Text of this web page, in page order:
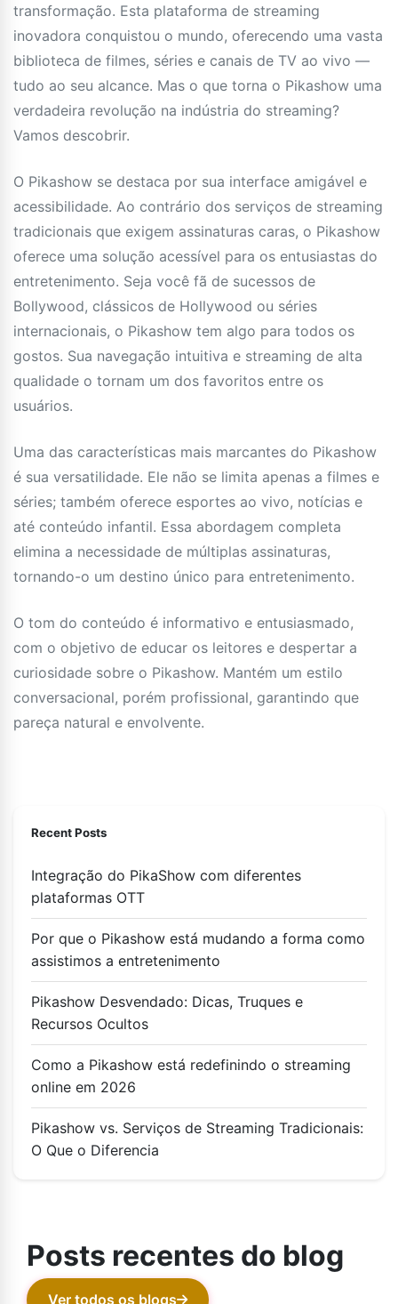
transformação. Esta plataforma de streaming
inovadora conquistou o mundo, oferecendo uma vasta
biblioteca de filmes, séries e canais de TV ao vivo —
tudo ao seu alcance. Mas o que torna o Pikashow uma
verdadeira revolução na indústria do streaming?
Vamos descobrir.
O Pikashow se destaca por sua interface amigável e
acessibilidade. Ao contrário dos serviços de streaming
tradicionais que exigem assinaturas caras, o Pikashow
oferece uma solução acessível para os entusiastas do
entretenimento. Seja você fã de sucessos de
Bollywood, clássicos de Hollywood ou séries
internacionais, o Pikashow tem algo para todos os
gostos. Sua navegação intuitiva e streaming de alta
qualidade o tornam um dos favoritos entre os
usuários.
Uma das características mais marcantes do Pikashow
é sua versatilidade. Ele não se limita apenas a filmes e
séries; também oferece esportes ao vivo, notícias e
até conteúdo infantil. Essa abordagem completa
elimina a necessidade de múltiplas assinaturas,
tornando-o um destino único para entretenimento.
O tom do conteúdo é informativo e entusiasmado,
com o objetivo de educar os leitores e despertar a
curiosidade sobre o Pikashow. Mantém um estilo
conversacional, porém profissional, garantindo que
pareça natural e envolvente.
Recent Posts
Integração do PikaShow com diferentes
plataformas OTT
Por que o Pikashow está mudando a forma como
assistimos a entretenimento
Pikashow Desvendado: Dicas, Truques e
Recursos Ocultos
Como a Pikashow está redefinindo o streaming
online em 2026
Pikashow vs. Serviços de Streaming Tradicionais:
O Que o Diferencia
Posts recentes do blog
Ver todos os blogs